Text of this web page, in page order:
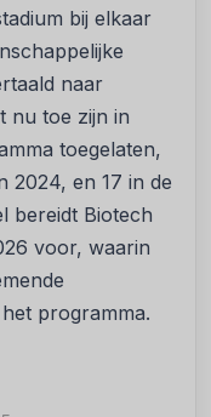
bij elkaar
naar
nu toe zijn in
toegelaten,
2024, en 17 in de
bereidt Biotech
voor, waarin
programma.